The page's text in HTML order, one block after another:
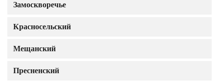
Замоскворечье
Красносельский
Мещанский
Пресненский